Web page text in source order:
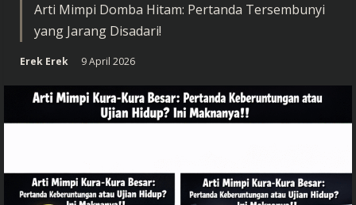
Arti Mimpi Domba Hitam: Pertanda Tersembunyi
yang Jarang Disadari!
Erek Erek 9 April 2026